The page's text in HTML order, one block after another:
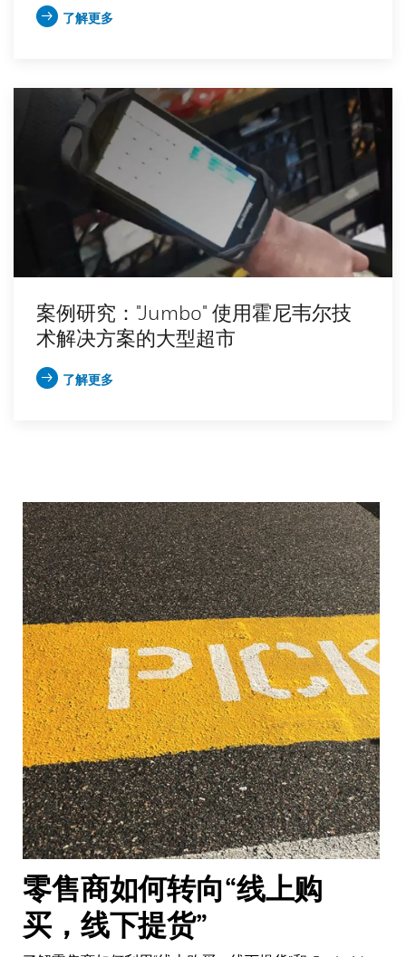
了解更多
案例研究："Jumbo" 使用霍尼韦尔技
术解决方案的大型超市
了解更多
零售商如何转向“线上购
买，线下提货”